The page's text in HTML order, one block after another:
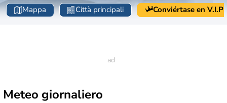
Mappa Città principali Conviértase en V.I.P
Meteo giornaliero